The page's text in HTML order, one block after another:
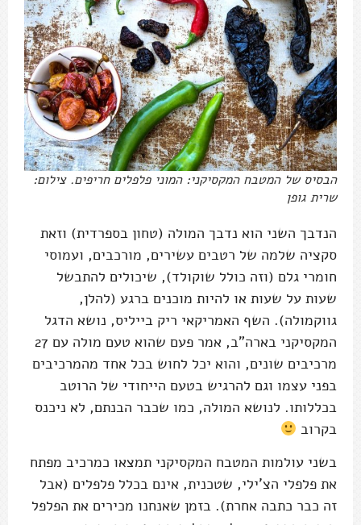
הבסיס של המטבח המקסיקני: המוני פלפלים חריפים. צילום:
שרית גופן
הנדבך השני הוא נדבך המולה (טחון בספרדית) וזאת
סקציה שלמה של רטבים עשירים, מורכבים, ועמוסי
חומרי גלם (וזה כולל שוקולד), שיכולים להתבשל
שעות על שעות או להיות מוכנים ברגע (להלן,
גווקמולה). השף האמריקאי ריק בייליס, נושא הדגל
המקסיקני בארה”ב, אמר פעם שהוא טעם מולה עם 27
מרכיבים שונים, והוא יכל לחוש בכל אחד מהמרכיבים
בפני עצמו וגם להרגיש בטעם הייחודי של הרוטב
בכללותו. לנושא המולה, כמו שכבר הבנתם, לא ניכנס
בקרוב
בשני עולמות המטבח המקסיקני תמצאו כמרכיב מפתח
את פלפלי הצ'ילי, שטכנית, אינם בכלל פלפלים (אבל
זה כבר כתבה אחרת). בזמן שאנחנו מכירים את הפלפל